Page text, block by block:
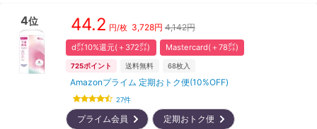
4位 44.2 円/枚 3,728円 4,142円
d㌽10%還元(＋372㌽) Mastercard(＋78㌽)
725ポイント 送料無料 68枚入
Amazonプライム 定期おトク便(10%OFF)
27件
プライム会員
定期おトク便